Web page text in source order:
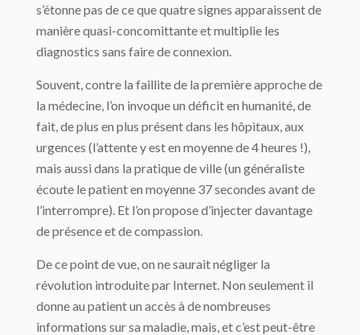
s’étonne pas de ce que quatre signes apparaissent de
manière quasi-concomittante et multiplie les
diagnostics sans faire de connexion.
Souvent, contre la faillite de la première approche de
la médecine, l’on invoque un déficit en humanité, de
fait, de plus en plus présent dans les hôpitaux, aux
urgences (l’attente y est en moyenne de 4 heures !),
mais aussi dans la pratique de ville (un généraliste
écoute le patient en moyenne 37 secondes avant de
l’interrompre). Et l’on propose d’injecter davantage
de présence et de compassion.
De ce point de vue, on ne saurait négliger la
révolution introduite par Internet. Non seulement il
donne au patient un accès à de nombreuses
informations sur sa maladie, mais, et c’est peut-être